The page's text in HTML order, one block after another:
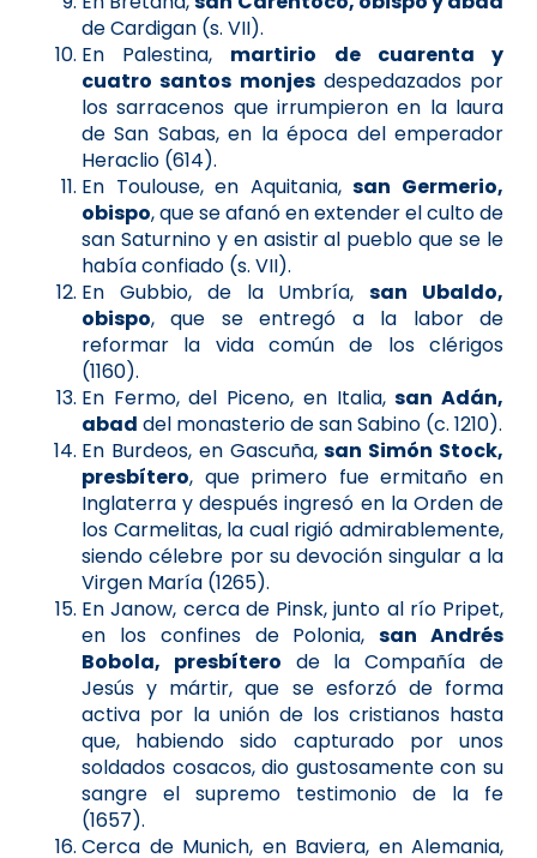
de Cardigan (s. VII).
En Palestina, martirio de cuarenta y
cuatro santos monjesdespedazados por
los sarracenos que irrumpieron en la laura
de San Sabas, en la época del emperador
Heraclio (614).
En Toulouse, en Aquitania,san Germerio,
obispo, que se afanó en extender el culto de
san Saturnino y en asistir al pueblo que se le
había confiado (s. VII).
En Gubbio, de la Umbría,san Ubaldo,
obispo, que se entregó a la labor de
reformar la vida común de los clérigos
(1160).
En Fermo, del Piceno, en Italia,san Adán,
abad del monasterio de san Sabino (c. 1210).
En Burdeos, en Gascuña,san Simón Stock,
presbítero, que primero fue ermitaño en
Inglaterra y después ingresó en la Orden de
los Carmelitas, la cual rigió admirablemente,
siendo célebre por su devoción singular a la
Virgen María (1265).
En Janow, cerca de Pinsk, junto al río Pripet,
en los confines de Polonia,san Andrés
Bobola, presbítero de la Compañía de
Jesús y mártir, que se esforzó de forma
activa por la unión de los cristianos hasta
que, habiendo sido capturado por unos
soldados cosacos, dio gustosamente con su
sangre el supremo testimonio de la fe
(1657).
Cerca de Munich, en Baviera, en Alemania,